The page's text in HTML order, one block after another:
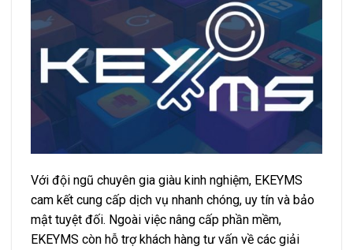
Với đội ngũ chuyên gia giàu kinh nghiệm, EKEYMS
cam kết cung cấp dịch vụ nhanh chóng, uy tín và bảo
mật tuyệt đối. Ngoài việc nâng cấp phần mềm,
EKEYMS còn hỗ trợ khách hàng tư vấn về các giải